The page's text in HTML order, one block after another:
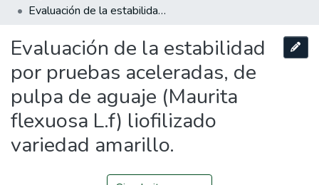
Evaluación de la estabilidad por pruebas aceleradas, de pulpa de aguaje (Maurita flexuosa L.f) liofilizado variedad amarillo.
Evaluación de la estabilidad
por pruebas aceleradas, de
pulpa de aguaje (Maurita
flexuosa L.f) liofilizado
variedad amarillo.